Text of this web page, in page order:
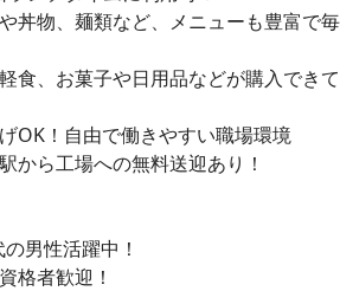
丼物、麺類など、メニューも豊富で
食、お菓子や日用品などが購入でき
OK！自由で働きやすい職場環境
から工場への無料送迎あり！
男性活躍中！
格者歓迎！